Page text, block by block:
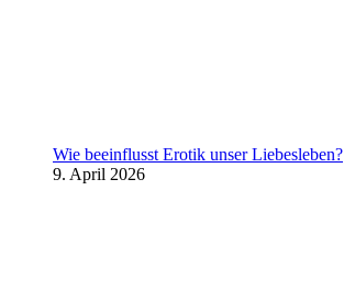
Wie beeinflusst Erotik unser Liebesleben?
9. April 2026